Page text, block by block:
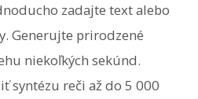
zadajte text alebo
Generujte prirodzené
niekoľkých sekúnd.
syntézu reči až do 5 000